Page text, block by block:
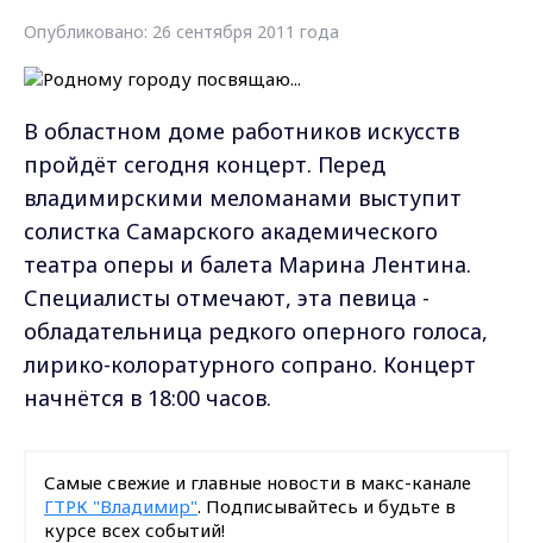
Опубликовано: 26 сентября 2011 года
В областном доме работников искусств
пройдёт сегодня концерт. Перед
владимирскими меломанами выступит
солистка Самарского академического
театра оперы и балета Марина Лентина.
Специалисты отмечают, эта певица -
обладательница редкого оперного голоса,
лирико-колоратурного сопрано. Концерт
начнётся в 18:00 часов.
Самые свежие и главные новости в макс-канале
ГТРК "Владимир". Подписывайтесь и будьте в
курсе всех событий!